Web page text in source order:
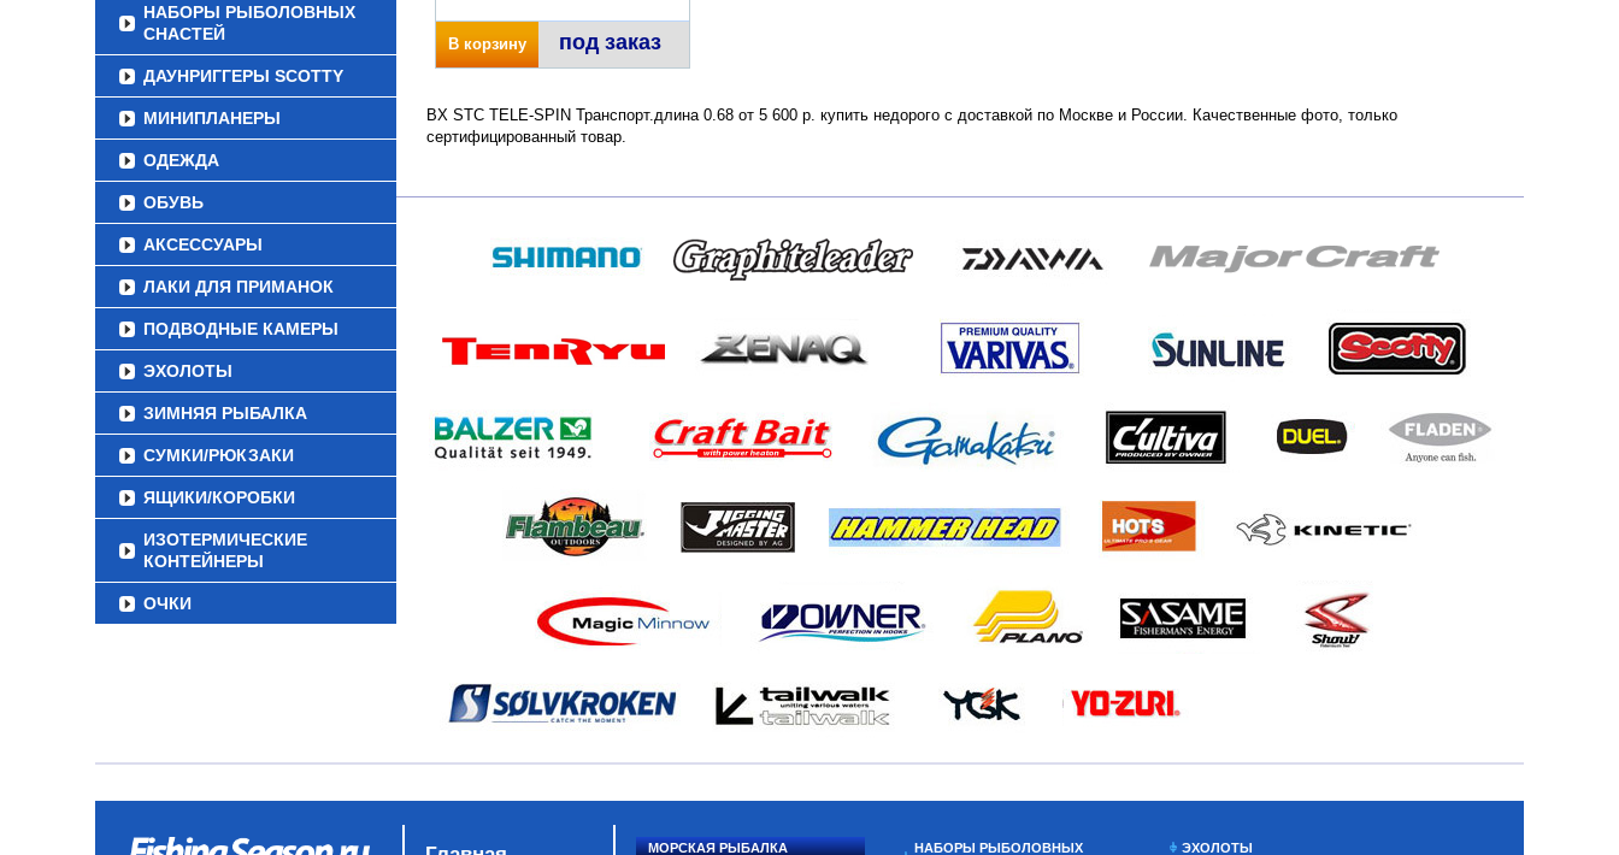
НАБОРЫ РЫБОЛОВНЫХ
СНАСТЕЙ
ДАУНРИГГЕРЫ SCOTTY
МИНИПЛАНЕРЫ
ОДЕЖДА
ОБУВЬ
АКСЕССУАРЫ
ЛАКИ ДЛЯ ПРИМАНОК
ПОДВОДНЫЕ КАМЕРЫ
ЭХОЛОТЫ
ЗИМНЯЯ РЫБАЛКА
СУМКИ/РЮКЗАКИ
ЯЩИКИ/КОРОБКИ
ИЗОТЕРМИЧЕСКИЕ
КОНТЕЙНЕРЫ
ОЧКИ
В корзину под заказ
BX STC TELE-SPIN Транспорт.длина 0.68 от 5 600 р. купить недорого с доставкой по Москве и России. Качественные фото, только
сертифицированный товар.
МОРСКАЯ РЫБАЛКА НАБОРЫ РЫБОЛОВНЫХ ЭХОЛОТЫ